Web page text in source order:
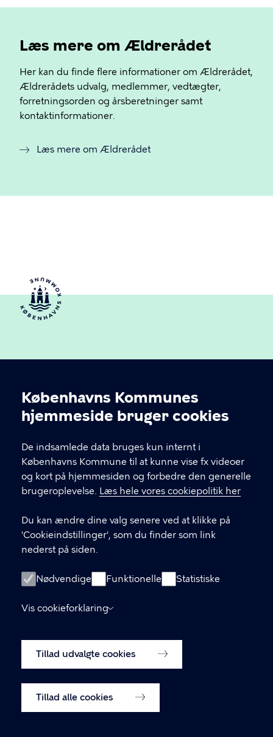
Cookieindstillinger
Københavns Kommunes
hjemmeside bruger cookies
De indsamlede data bruges kun internt i
Københavns Kommune til at kunne vise fx videoer
og kort på hjemmesiden og forbedre den generelle
brugeroplevelse. Læs hele vores cookiepolitik her
Du kan ændre dine valg senere ved at klikke på
'Cookieindstillinger', som du finder som link
nederst på siden.
Nødvendige Funktionelle Statistiske
Vis cookieforklaring
Tillad udvalgte cookies
Tillad alle cookies
Læs mere om Ældrerådet
Her kan du finde flere informationer om Ældrerådet,
Ældrerådets udvalg, medlemmer, vedtægter,
forretningsorden og årsberetninger samt
kontaktinformationer.
Læs mere om Ældrerådet
Københavns Kommune
KONTAKT
Rådhuspladsen 1, 1550 København V
LINKS
Kontakt os
Cookiepolitik
Cookieindstillinger